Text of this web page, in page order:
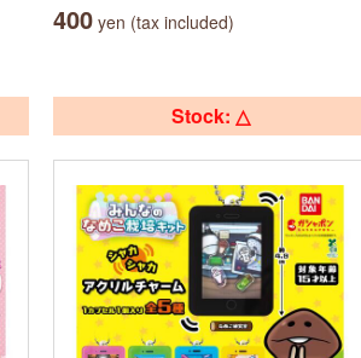
400 yen (tax included)
Stock: △